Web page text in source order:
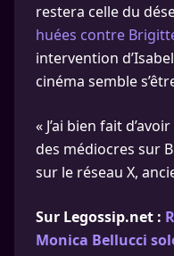
restera celle du
huées contre
intervention
cinéma semble
« J’ai bien fait
des médiocres sur
sur le réseau X,
Sur Legossip.net :
Monica Bellucci